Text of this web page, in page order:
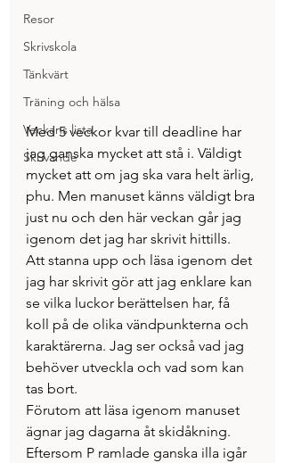
Resor
Skrivskola
Tänkvärt
Träning och hälsa
Veckans lista
Skrivande
Med 5 veckor kvar till deadline har
jag ganska mycket att stå i. Väldigt
mycket att om jag ska vara helt ärlig,
phu. Men manuset känns väldigt bra
just nu och den här veckan går jag
igenom det jag har skrivit hittills.
Att stanna upp och läsa igenom det
jag har skrivit gör att jag enklare kan
se vilka luckor berättelsen har, få
koll på de olika vändpunkterna och
karaktärerna. Jag ser också vad jag
behöver utveckla och vad som kan
tas bort.
Förutom att läsa igenom manuset
ägnar jag dagarna åt skidåkning.
Eftersom P ramlade ganska illa igår